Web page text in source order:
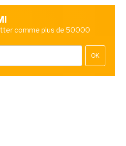
comme plus de 50000
OK